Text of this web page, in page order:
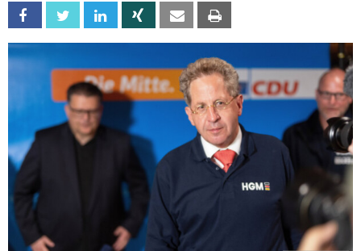
Facebook Twitter Linkedin Xing Email